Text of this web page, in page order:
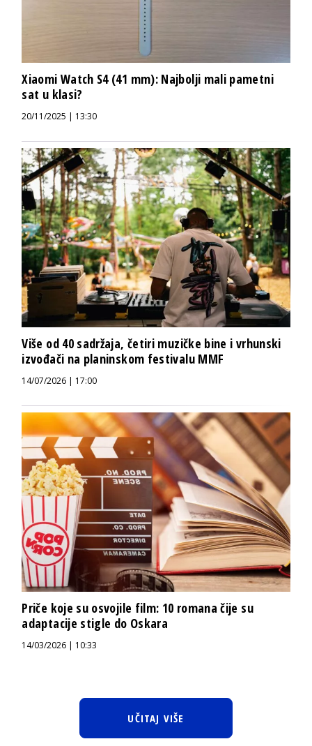
Xiaomi Watch S4 (41 mm): Najbolji mali pametni
sat u klasi?
20/11/2025 | 13:30
Više od 40 sadržaja, četiri muzičke bine i vrhunski
izvođači na planinskom festivalu MMF
14/07/2026 | 17:00
Priče koje su osvojile film: 10 romana čije su
adaptacije stigle do Oskara
14/03/2026 | 10:33
UČITAJ VIŠE